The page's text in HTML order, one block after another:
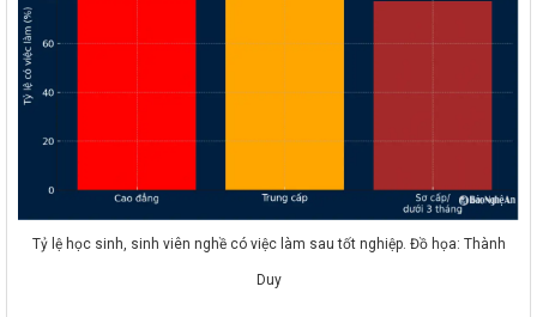
Tỷ lệ học sinh, sinh viên nghề có việc làm sau tốt nghiệp. Đồ họa: Thành
Duy